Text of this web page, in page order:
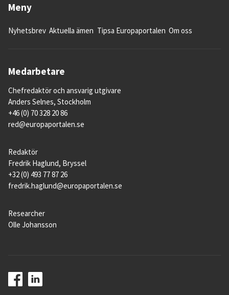
Meny
Nyhetsbrev Aktuella ämen Tipsa Europaportalen Om oss
Medarbetare
Chefredaktör och ansvarig utgivare
Anders Selnes, Stockholm
+46 (0) 70 328 20 86
red@europaportalen.se
Redaktör
Fredrik Haglund, Bryssel
+32 (0) 493 77 87 26
fredrik.haglund@europaportalen.se
Researcher
Olle Johansson